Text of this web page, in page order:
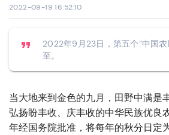
2022-09-19 16:52:10
2022年9月23日，第五个“中国
至。
当大地来到金色的九月，田野中满是
弘扬盼丰收、庆丰收的中华民族优良
年经国务院批准，将每年的秋分日定